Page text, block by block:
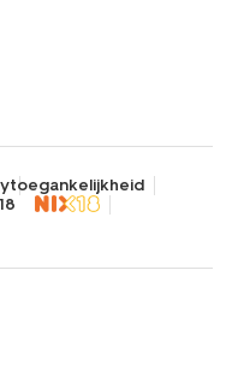
toegankelijkheid